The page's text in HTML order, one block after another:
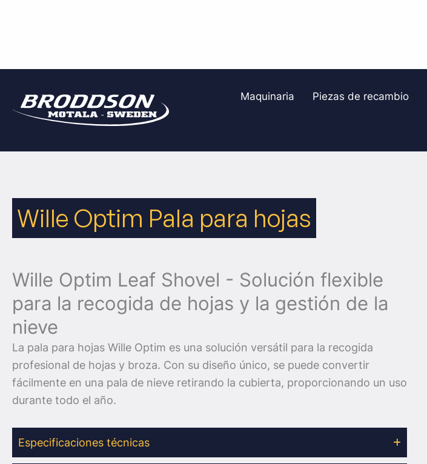
contenido
Maquinaria Piezas de recambio
Wille Optim Pala para hojas
Wille Optim Leaf Shovel - Solución flexible
para la recogida de hojas y la gestión de la
nieve
La pala para hojas Wille Optim es una solución versátil para la recogida
profesional de hojas y broza. Con su diseño único, se puede convertir
fácilmente en una pala de nieve retirando la cubierta, proporcionando un uso
durante todo el año.
Especificaciones técnicas